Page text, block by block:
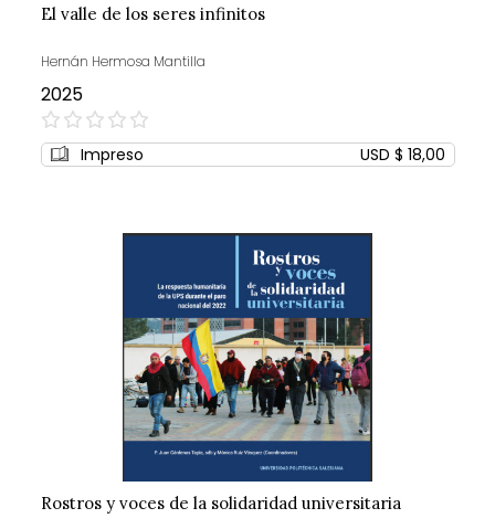
El valle de los seres infinitos
Hernán Hermosa Mantilla
2025
0%
Impreso USD $ 18,00
Rostros y voces de la solidaridad universitaria